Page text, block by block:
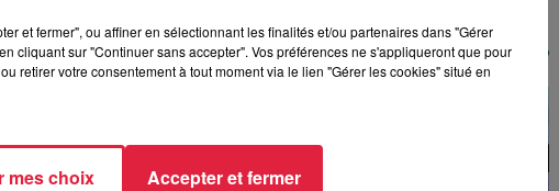
et fermer", ou affiner en sélectionnant les finalités et/ou partenaires dans "Gérer
cliquant sur "Continuer sans accepter". Vos préférences ne s'appliqueront que pour
retirer votre consentement à tout moment via le lien "Gérer les cookies" situé en
mes choix Accepter et fermer